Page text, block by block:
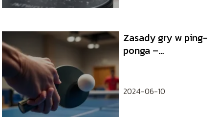
Zasady gry w ping-
ponga –
2024-06-10